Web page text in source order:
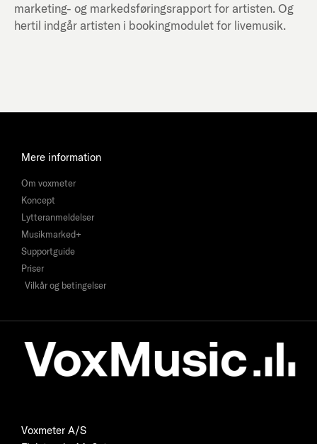
marketing- og markedsføringsrapport for artisten. Og
hertil indgår artisten i bookingmodulet for livemusik.
Mere information
Om voxmeter
Koncept
Lytteranmeldelser
Musikmarked+
Supportguide
Priser
Vilkår og betingelser
Voxmeter A/S